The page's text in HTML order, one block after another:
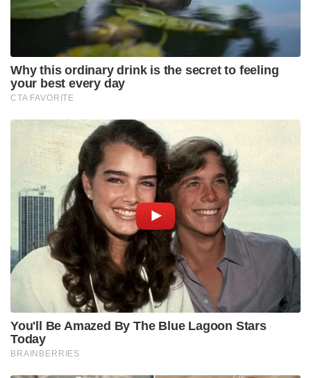
കെട്ടിപ്പടുക്കാൻ P&G തിരഞ്ഞെടുത്തത് വളരെ
കൃത്യമായ ഒരു കോർപ്പറേറ്റ് സ്ട്രക്ചറാണ്. ഇന്ത്യയിലെ
ഇവരുടെ ബിസിനസ്സ് കൈകാര്യം ചെയ്യുന്നത്
ബോംബെ സ്റ്റോക്ക് എക്സ്ചേഞ്ചിലും നാഷണൽ
സ്റ്റോക്ക് എക്സ്ചേഞ്ചിലും (NSE: PGHH) ലിസ്റ്റ്
ചെയ്തിട്ടുള്ള ‘പ്രൊക്ടർ ആൻഡ് ഗാംബിൾ ഹൈജീൻ
ആൻഡ് ഹെൽത്ത് കെയർ ലിമിറ്റഡ്’ എന്ന
ഉപകമ്പനിയാണ്. ഈ ഇന്ത്യൻ കമ്പനിയുടെ ആകെ
ബിസിനസ്സ് എടുത്തുനോക്കിയാൽ ഒരു കാര്യം
വ്യക്തമാകും; ഇതിന്റെ നട്ടെല്ല് എന്ന് പറയുന്നത്
വിസ്‌പർ തന്നെയാണ്! കമ്പനിയുടെ ആകെ
വരുമാനത്തിന്റെ സിംഹഭാഗവും, അതായത് ഏകദേശം
65 ശതമാനവും വരുന്നത് വിസ്‌പർ നയിക്കുന്ന ഈ
ഫെമിനിൻ ഹൈജീൻ വിഭാഗത്തിൽ നിന്നാണ്.
കണക്കുകളിലേക്ക് നോക്കിയാൽ ഈ ബിസിനസ്സിന്റെ
യഥാർത്ഥ വലിപ്പം മനസ്സിലാകും. 2025 സാമ്പത്തിക
വർഷത്തിൽ ഈ ഇന്ത്യൻ ഉപകമ്പനി ഏകദേശം 4,306
കോടി രൂപയുടെ വരുമാനമാണ് നേടിയത്. തൊട്ടടുത്ത
വർഷം, അതായത് 2026-ൽ ഇത് 4,290 കോടി